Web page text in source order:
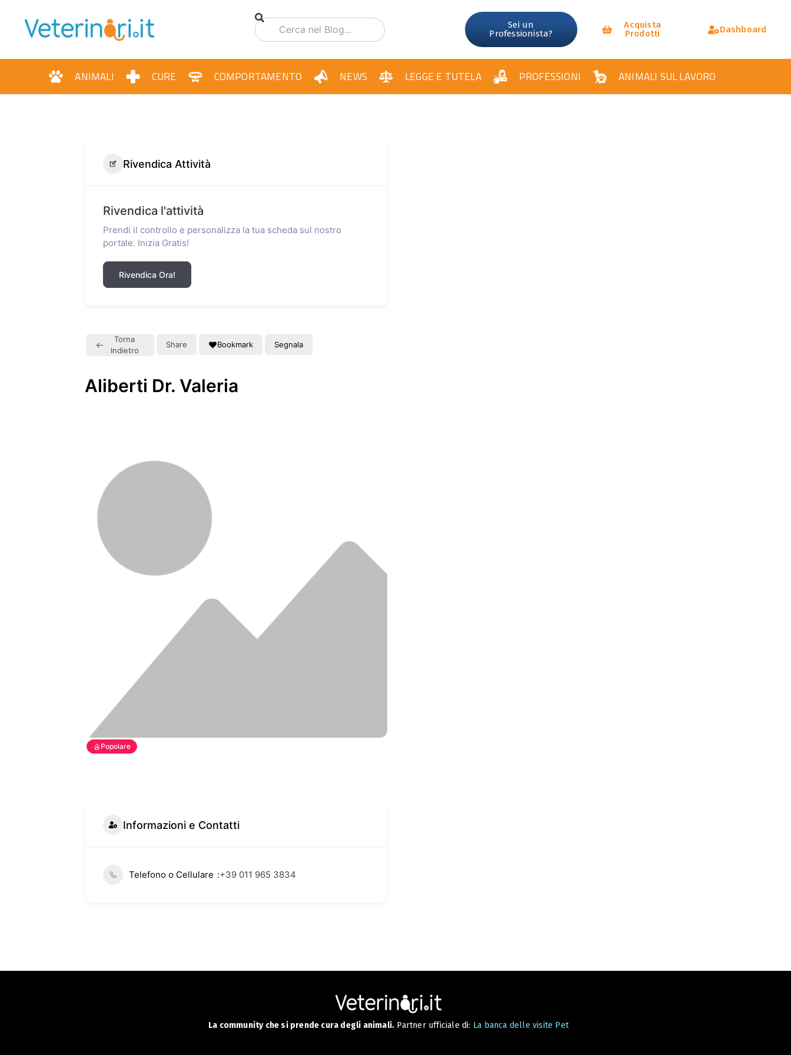
Sei un
Professionista?
Acquista
Prodotti
Dashboard
ANIMALI CURE COMPORTAMENTO NEWS LEGGE E TUTELA PROFESSIONI ANIMALI SUL LAVORO
Rivendica Attività
Rivendica l'attività
Prendi il controllo e personalizza la tua scheda sul nostro
portale. Inizia Gratis!
Rivendica Ora!
Torna
Indietro
Share Bookmark Segnala
Aliberti Dr. Valeria
Popolare
Informazioni e Contatti
Telefono o Cellulare +39 011 965 3834
La community che si prende cura degli animali. Partner ufficiale di: La banca delle visite Pet